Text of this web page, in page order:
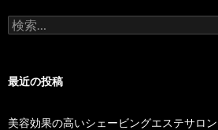
ョ
検
索:
最近の投稿
美容効果の高いシェービングエステサロン